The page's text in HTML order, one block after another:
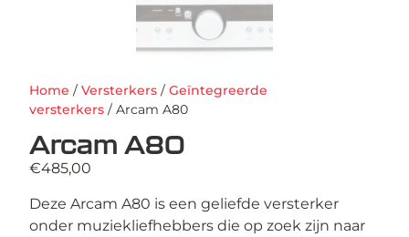
Home /Versterkers /Geïntegreerde
versterkers / Arcam A80
Arcam A80
€485,00
Deze Arcam A80 is een geliefde versterker
onder muziekliefhebbers die op zoek zijn naar